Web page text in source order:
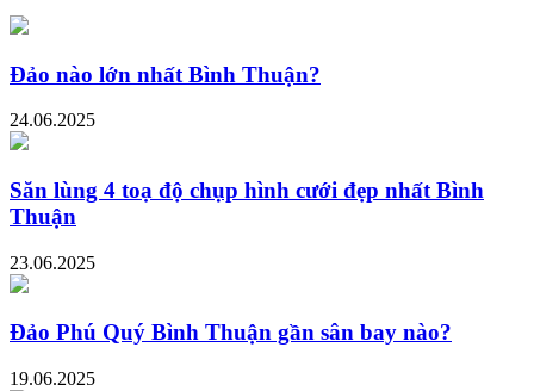
Đảo nào lớn nhất Bình Thuận?
24.06.2025
Săn lùng 4 toạ độ chụp hình cưới đẹp nhất Bình
Thuận
23.06.2025
Đảo Phú Quý Bình Thuận gần sân bay nào?
19.06.2025